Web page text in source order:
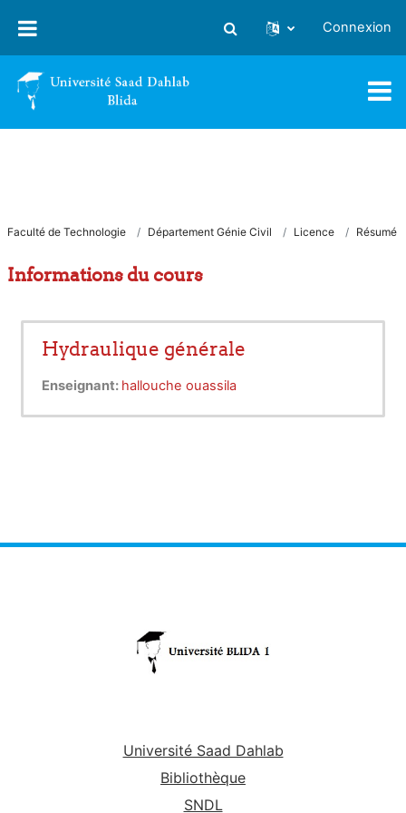
Activer/désactiver la saisie
Connexion
Faculté de Technologie Département Génie Civil Licence Résumé
Informations du cours
Hydraulique générale
Enseignant: hallouche ouassila
Université Saad Dahlab
Bibliothèque
SNDL